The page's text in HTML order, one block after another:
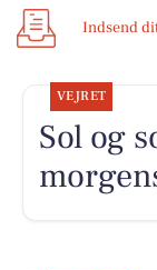
Indsend
VEJRET
Sol og